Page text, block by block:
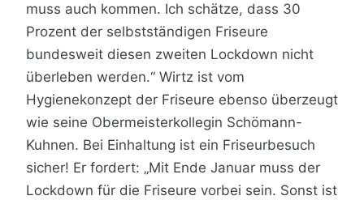
muss auch kommen. Ich schätze, dass 30
Prozent der selbstständigen Friseure
bundesweit diesen zweiten Lockdown nicht
überleben werden.“ Wirtz ist vom
Hygienekonzept der Friseure ebenso überzeugt
wie seine Obermeisterkollegin Schömann-
Kuhnen. Bei Einhaltung ist ein Friseurbesuch
sicher! Er fordert: „Mit Ende Januar muss der
Lockdown für die Friseure vorbei sein. Sonst ist